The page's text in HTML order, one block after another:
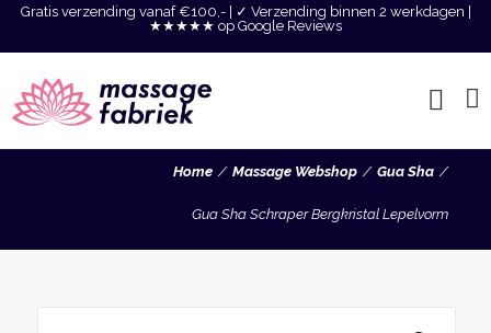
Gratis verzending vanaf €100,- | ✓ Verzending binnen 2 werkdagen |
★★★★★ op Google Reviews
Home Massage Webshop Gua Sha
Gua Sha Schraper Bergkristal Lepelvorm